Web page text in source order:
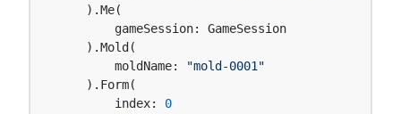
    ).Me(
        gameSession: GameSession
    ).Mold(
        moldName:
"mold-0001"
    ).Form(
        index:
0